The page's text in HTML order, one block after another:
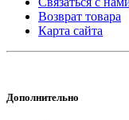
Возврат товара
Карта сайта
Дополнительно